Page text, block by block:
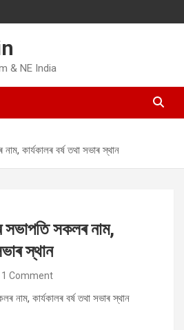
& NE India
কাৰ্যকালৰ বৰ্ষ তথা সভাৰ স্থান
সকলৰ নাম,
স্থান
1 Comment
নাম, কাৰ্যকালৰ বৰ্ষ তথা সভাৰ স্থান